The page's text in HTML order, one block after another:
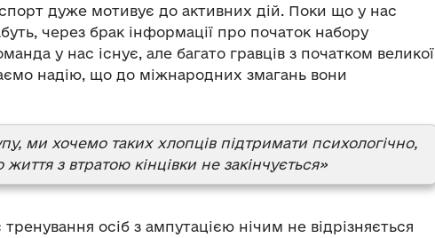
спорт дуже мотивує до активних дій. Поки що у нас
через брак інформації про початок набору
у нас існує, але багато гравців з початком великої
надію, що до міжнародних змагань вони
ми хочемо таких хлопців підтримати психологічно,
з втратою кінцівки не закінчується»
осіб з ампутацією нічим не відрізняється